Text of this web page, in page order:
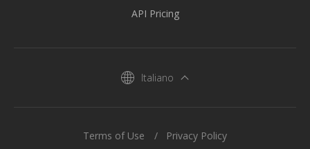
API Pricing
Italiano
Terms of Use Privacy Policy